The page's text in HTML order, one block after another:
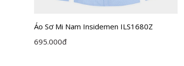
Áo Sơ Mi Nam Insidemen ILS1680Z
695.000đ